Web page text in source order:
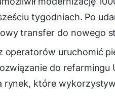
tygodniach. Po
transfer do nowego
operatorów uruchomić
do refarmingu
które